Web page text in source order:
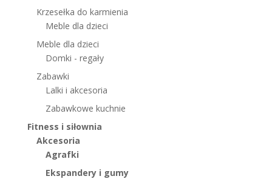
Krzesełka do karmienia
Meble dla dzieci
Meble dla dzieci
Domki - regały
Zabawki
Lalki i akcesoria
Zabawkowe kuchnie
Fitness i siłownia
Akcesoria
Agrafki
Ekspandery i gumy